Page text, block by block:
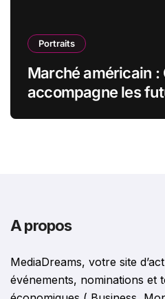
Portraits
Marché américain :
accompagne les
A propos
MediaDreams, votre site
événements, nominations et